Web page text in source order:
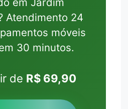
Atendimento 24
móveis
30 minutos.
de R$ 69,90